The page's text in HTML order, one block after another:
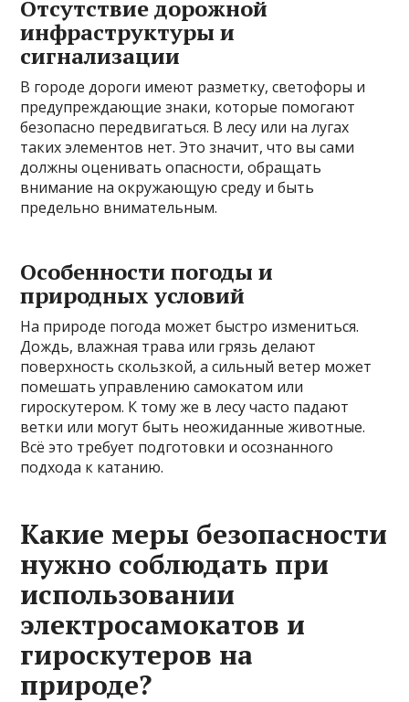
Отсутствие дорожной
инфраструктуры и
сигнализации
В городе дороги имеют разметку, светофоры и
предупреждающие знаки, которые помогают
безопасно передвигаться. В лесу или на лугах
таких элементов нет. Это значит, что вы сами
должны оценивать опасности, обращать
внимание на окружающую среду и быть
предельно внимательным.
Особенности погоды и
природных условий
На природе погода может быстро измениться.
Дождь, влажная трава или грязь делают
поверхность скользкой, а сильный ветер может
помешать управлению самокатом или
гироскутером. К тому же в лесу часто падают
ветки или могут быть неожиданные животные.
Всё это требует подготовки и осознанного
подхода к катанию.
Какие меры безопасности
нужно соблюдать при
использовании
электросамокатов и
гироскутеров на
природе?